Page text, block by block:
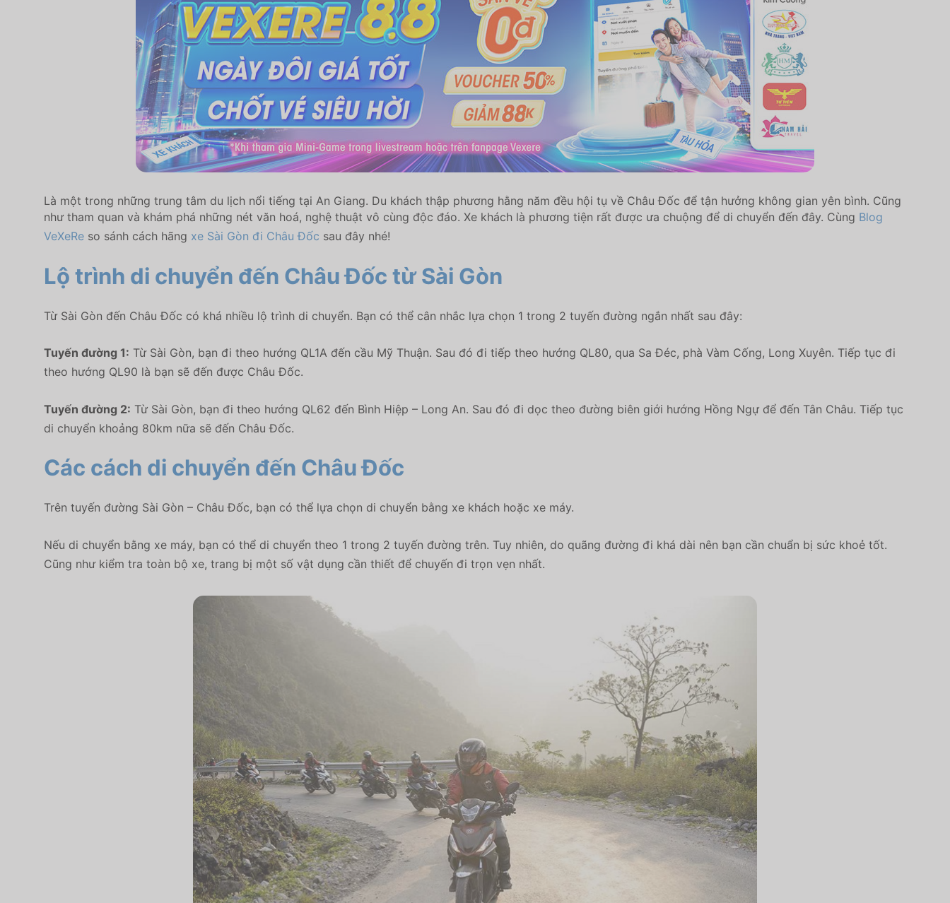
Là một trong những trung tâm du lịch nổi tiếng tại An Giang. Du khách thập phương hằng năm đều hội tụ về Châu Đốc để tận hưởng không gian yên bình. Cũng
như tham quan và khám phá những nét văn hoá, nghệ thuật vô cùng độc đáo. Xe khách là phương tiện rất được ưa chuộng để di chuyển đến đây. Cùng Blog
VeXeRe so sánh cách hãng xe Sài Gòn đi Châu Đốc sau đây nhé!
Lộ trình di chuyển đến Châu Đốc từ Sài Gòn
Từ Sài Gòn đến Châu Đốc có khá nhiều lộ trình di chuyển. Bạn có thể cân nhắc lựa chọn 1 trong 2 tuyến đường ngắn nhất sau đây:
Tuyến đường 1: Từ Sài Gòn, bạn đi theo hướng QL1A đến cầu Mỹ Thuận. Sau đó đi tiếp theo hướng QL80, qua Sa Đéc, phà Vàm Cống, Long Xuyên. Tiếp tục đi
theo hướng QL90 là bạn sẽ đến được Châu Đốc.
Tuyến đường 2: Từ Sài Gòn, bạn đi theo hướng QL62 đến Bình Hiệp – Long An. Sau đó đi dọc theo đường biên giới hướng Hồng Ngự để đến Tân Châu. Tiếp tục
di chuyển khoảng 80km nữa sẽ đến Châu Đốc.
Các cách di chuyển đến Châu Đốc
Trên tuyến đường Sài Gòn – Châu Đốc, bạn có thể lựa chọn di chuyển bằng xe khách hoặc xe máy.
Nếu di chuyển bằng xe máy, bạn có thể di chuyển theo 1 trong 2 tuyến đường trên. Tuy nhiên, do quãng đường đi khá dài nên bạn cần chuẩn bị sức khoẻ tốt.
Cũng như kiểm tra toàn bộ xe, trang bị một số vật dụng cần thiết để chuyến đi trọn vẹn nhất.